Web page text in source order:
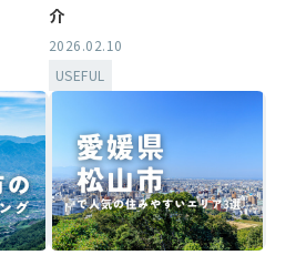
介
2026.02.10
USEFUL